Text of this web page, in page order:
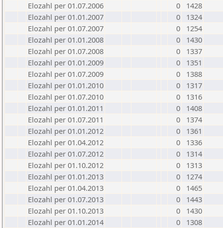
Elozahl per 01.07.2006
0
1428
Elozahl per 01.01.2007
0
1324
Elozahl per 01.07.2007
0
1254
Elozahl per 01.01.2008
0
1430
Elozahl per 01.07.2008
0
1337
Elozahl per 01.01.2009
0
1351
Elozahl per 01.07.2009
0
1388
Elozahl per 01.01.2010
0
1317
Elozahl per 01.07.2010
0
1316
Elozahl per 01.01.2011
0
1408
Elozahl per 01.07.2011
0
1374
Elozahl per 01.01.2012
0
1361
Elozahl per 01.04.2012
0
1336
Elozahl per 01.07.2012
0
1314
Elozahl per 01.10.2012
0
1313
Elozahl per 01.01.2013
0
1274
Elozahl per 01.04.2013
0
1465
Elozahl per 01.07.2013
0
1443
Elozahl per 01.10.2013
0
1430
Elozahl per 01.01.2014
0
1308